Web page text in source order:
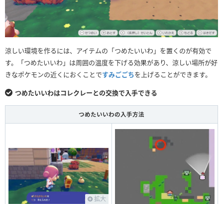
涼しい環境を作るには、アイテムの「つめたいいわ」を置くのが有効で
す。「つめたいいわ」は周囲の温度を下げる効果があり、涼しい場所が好
きなポケモンの近くにおくことですみごごちを上げることができます。
つめたいいわはコレクレーとの交換で入手できる
つめたいいわの入手方法
拡大